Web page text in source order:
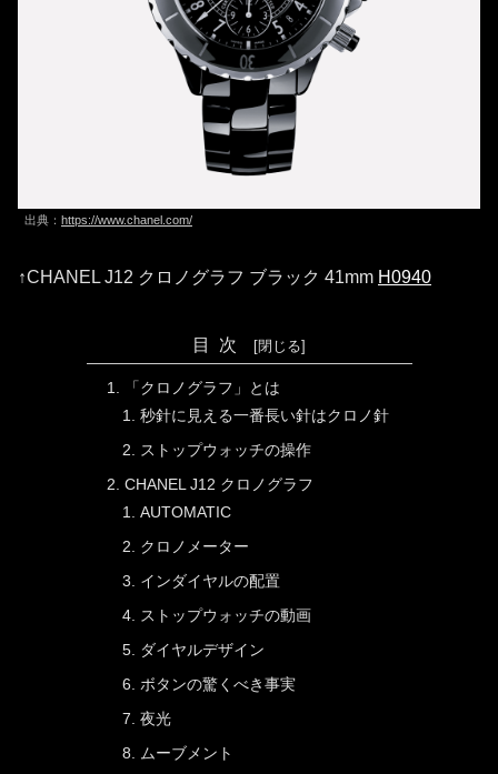
出典： https://www.chanel.com/
↑CHANEL J12 クロノグラフ ブラック 41mm H0940
目次
「クロノグラフ」とは
秒針に見える一番長い針はクロノ針
ストップウォッチの操作
CHANEL J12 クロノグラフ
AUTOMATIC
クロノメーター
インダイヤルの配置
ストップウォッチの動画
ダイヤルデザイン
ボタンの驚くべき事実
夜光
ムーブメント